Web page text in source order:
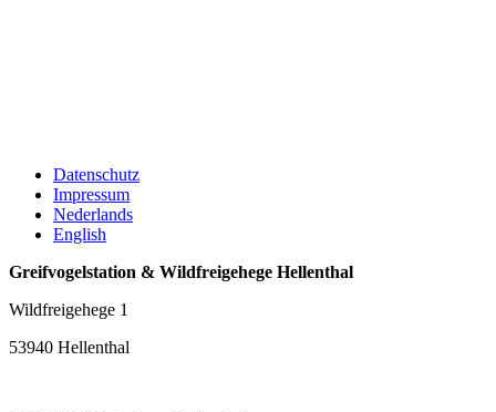
Datenschutz
Impressum
Nederlands
English
Greifvogelstation & Wildfreigehege Hellenthal
Wildfreigehege 1
53940 Hellenthal